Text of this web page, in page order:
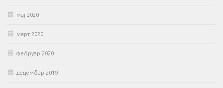
мај 2020
март 2020
фебруар 2020
децембар 2019